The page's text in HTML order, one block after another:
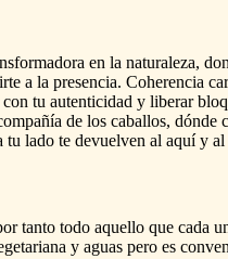
en la naturaleza,
a la presencia. Coherencia
con tu autenticidad y liberar
de los caballos, dónde
tu lado te devuelven al aquí y al
tanto todo aquello que cada
y aguas pero es